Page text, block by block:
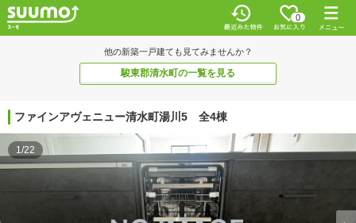
0
他の新築一戸建ても見てみませんか？
駿東郡清水町の一覧を見る
ファインアヴェニュー清水町湯川5 全4棟
1/22